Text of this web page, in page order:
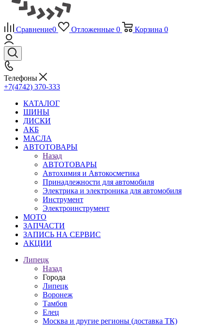
Сравнение0 Отложенные 0 Корзина 0
Телефоны
+7(4742) 370-333
КАТАЛОГ
ШИНЫ
ДИСКИ
АКБ
МАСЛА
АВТОТОВАРЫ
Назад
АВТОТОВАРЫ
Автохимия и Автокосметика
Принадлежности для автомобиля
Электрика и электроника для автомобиля
Инструмент
Электроинструмент
МОТО
ЗАПЧАСТИ
ЗАПИСЬ НА СЕРВИС
АКЦИИ
Липецк
Назад
Города
Липецк
Воронеж
Тамбов
Елец
Москва и другие регионы (доставка ТК)